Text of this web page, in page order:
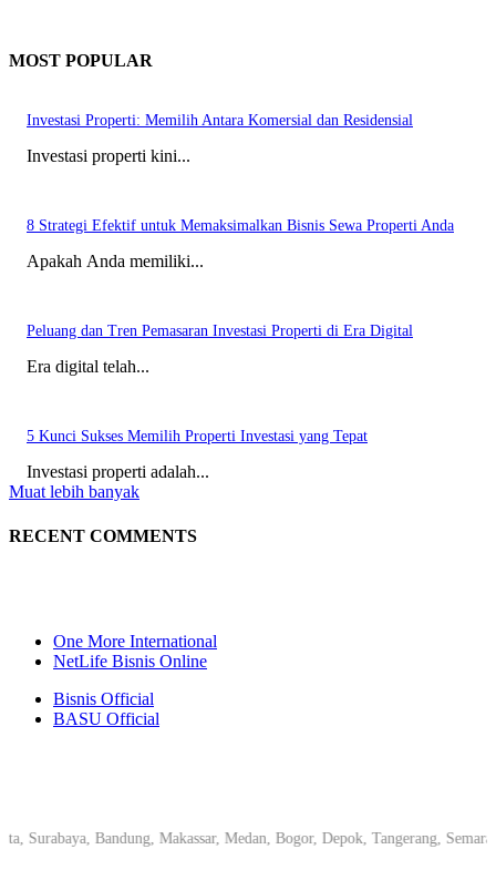
MOST POPULAR
Investasi Properti: Memilih Antara Komersial dan Residensial
Investasi properti kini...
8 Strategi Efektif untuk Memaksimalkan Bisnis Sewa Properti Anda
Apakah Anda memiliki...
Peluang dan Tren Pemasaran Investasi Properti di Era Digital
Era digital telah...
5 Kunci Sukses Memilih Properti Investasi yang Tepat
Investasi properti adalah...
Muat lebih banyak
RECENT COMMENTS
One More International
NetLife Bisnis Online
Bisnis Official
BASU Official
Bandung, Makassar, Medan, Bogor, Depok, Tangerang,